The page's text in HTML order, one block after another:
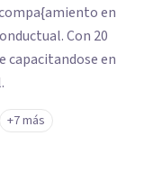
en
Con 20
capacitandose en
+7 más